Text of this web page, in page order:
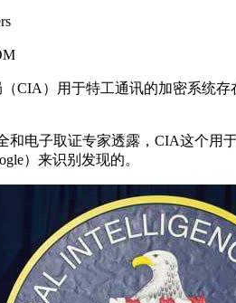
CIA）用于特工通讯的加密系统
和电子取证专家透露，CIA这个用
）来识别发现的。